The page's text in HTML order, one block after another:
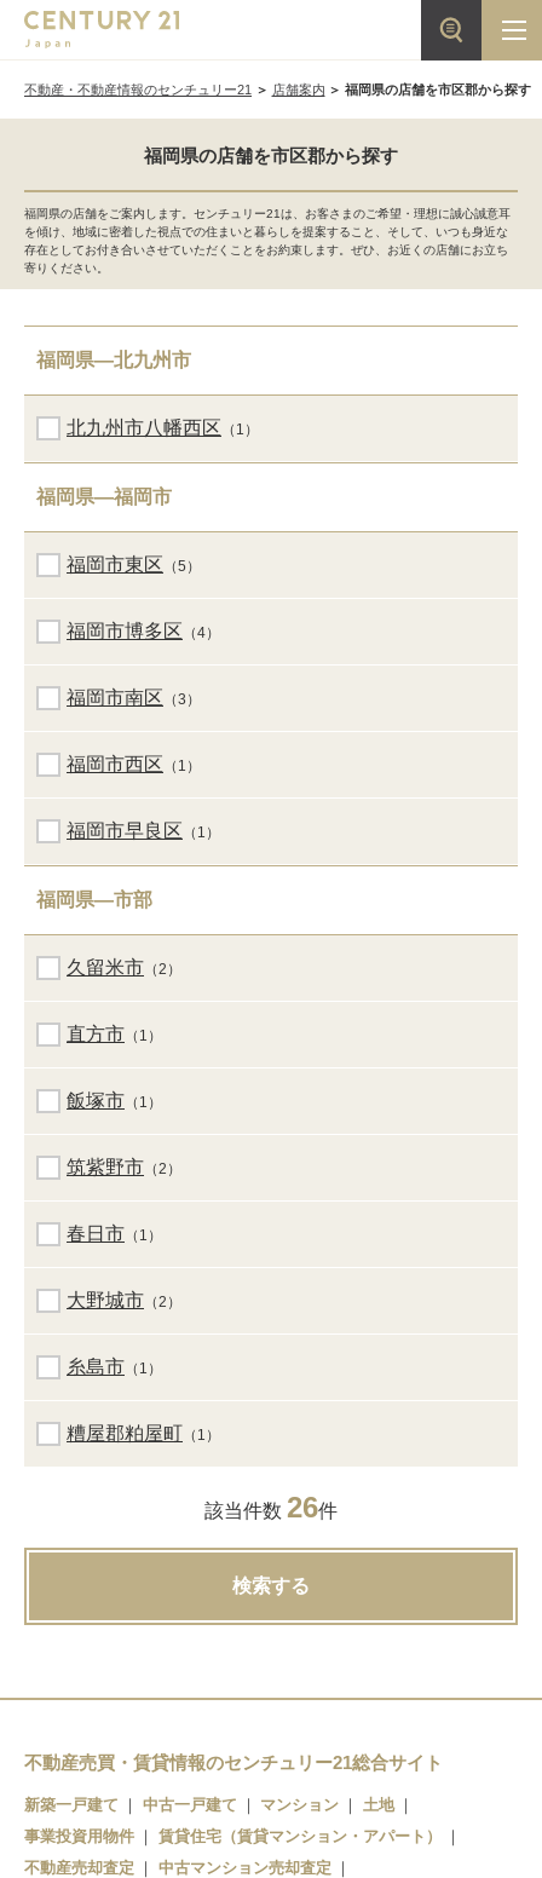
不動産・不動産情報のセンチュリー21 店舗案内 福岡県の店舗を市区郡から探す
福岡県の店舗を市区郡から探す
福岡県の店舗をご案内します。センチュリー21は、お客さまのご希望・理想に誠心誠意耳
を傾け、地域に密着した視点での住まいと暮らしを提案すること、そして、いつも身近な
存在としてお付き合いさせていただくことをお約束します。ぜひ、お近くの店舗にお立ち
寄りください。
福岡県―北九州市
北九州市八幡西区 （1）
福岡県―福岡市
福岡市東区 （5）
福岡市博多区 （4）
福岡市南区 （3）
福岡市西区 （1）
福岡市早良区 （1）
福岡県―市部
久留米市 （2）
直方市 （1）
飯塚市 （1）
筑紫野市 （2）
春日市 （1）
大野城市 （2）
糸島市 （1）
糟屋郡粕屋町 （1）
該当件数 26件
検索する
不動産売買・賃貸情報のセンチュリー21総合サイト
新築一戸建て 中古一戸建て マンション
土地
事業投資用物件
賃貸住宅（賃貸マンション・アパート）
不動産売却査定
中古マンション売却査定